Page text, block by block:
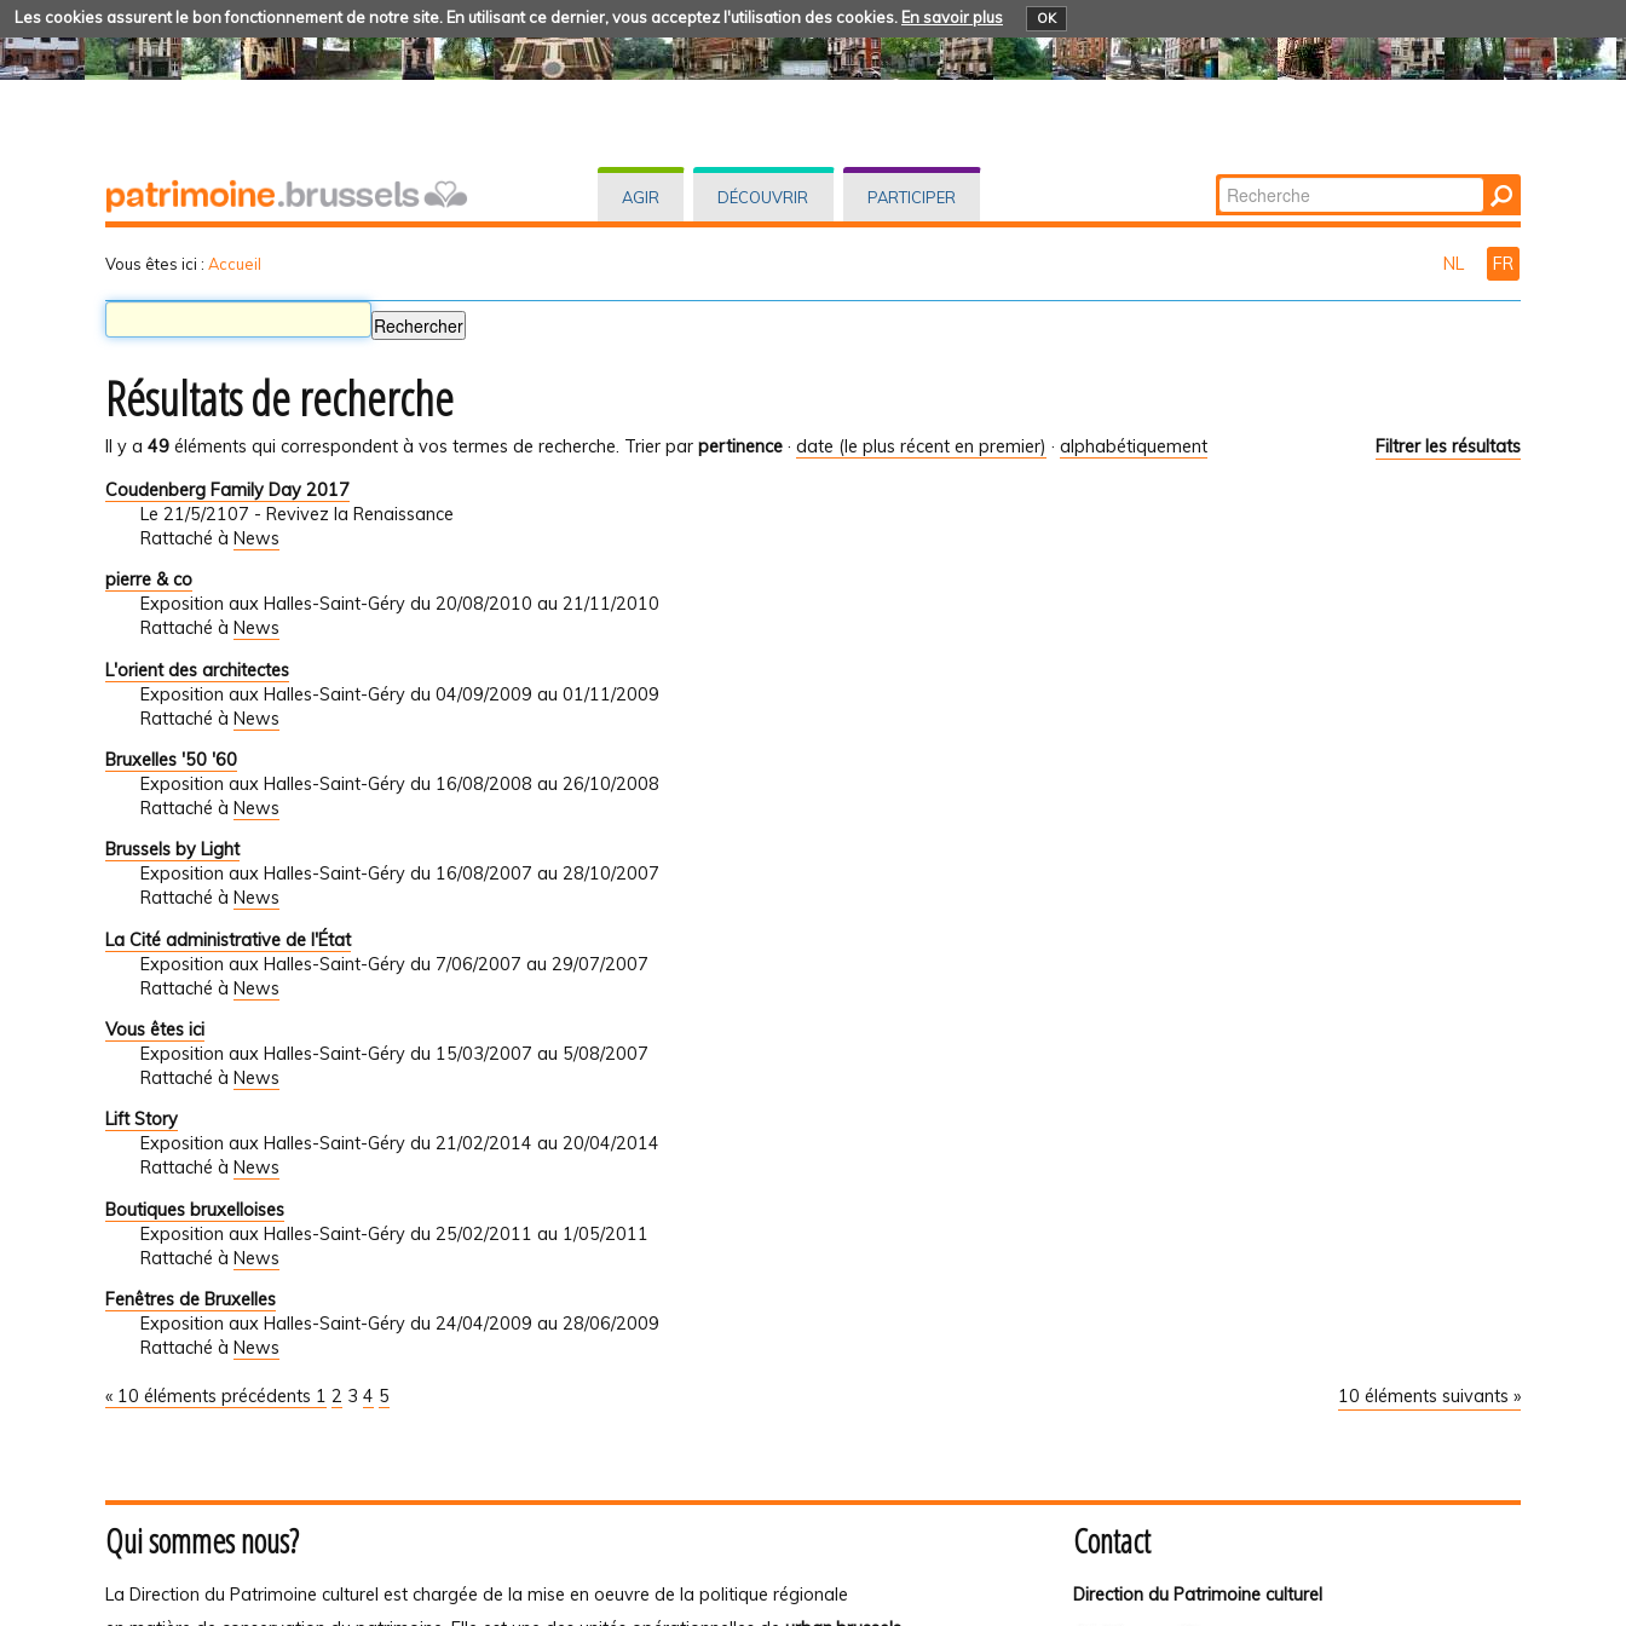
Les cookies assurent le bon fonctionnement de notre site. En utilisant ce dernier, vous acceptez l'utilisation des cookies. En savoir plus OK
AGIR DÉCOUVRIR PARTICIPER Chercher par
Recherche
Vous êtes ici : Accueil NL FR
Résultats de recherche
Il y a 49 éléments qui correspondent à vos termes de recherche. Filtrer les résultats
Trier par pertinence · date (le plus récent en premier) · alphabétiquement
Coudenberg Family Day 2017
Le 21/5/2107 - Revivez la Renaissance
Rattaché à News
pierre & co
Exposition aux Halles-Saint-Géry du 20/08/2010 au 21/11/2010
Rattaché à News
L'orient des architectes
Exposition aux Halles-Saint-Géry du 04/09/2009 au 01/11/2009
Rattaché à News
Bruxelles '50 '60
Exposition aux Halles-Saint-Géry du 16/08/2008 au 26/10/2008
Rattaché à News
Brussels by Light
Exposition aux Halles-Saint-Géry du 16/08/2007 au 28/10/2007
Rattaché à News
La Cité administrative de l'État
Exposition aux Halles-Saint-Géry du 7/06/2007 au 29/07/2007
Rattaché à News
Vous êtes ici
Exposition aux Halles-Saint-Géry du 15/03/2007 au 5/08/2007
Rattaché à News
Lift Story
Exposition aux Halles-Saint-Géry du 21/02/2014 au 20/04/2014
Rattaché à News
Boutiques bruxelloises
Exposition aux Halles-Saint-Géry du 25/02/2011 au 1/05/2011
Rattaché à News
Fenêtres de Bruxelles
Exposition aux Halles-Saint-Géry du 24/04/2009 au 28/06/2009
Rattaché à News
« 10 éléments précédents 10 éléments suivants »
1 2 3 4 5
Qui sommes nous?
La Direction du Patrimoine culturel est chargée de la mise en oeuvre de la politique régionale
Contact
Direction du Patrimoine culturel